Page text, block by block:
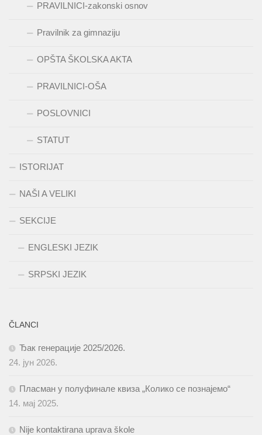
PRAVILNICI-zakonski osnov
Pravilnik za gimnaziju
OPŠTA ŠKOLSKA AKTA
PRAVILNICI-OŠA
POSLOVNICI
STATUT
ISTORIJAT
NAŠI A VELIKI
SEKCIJE
ENGLESKI JEZIK
SRPSKI JEZIK
ČLANCI
Ђак генерације 2025/2026.
24. јун 2026.
Пласман у полуфинале квиза „Колико се познајемо“
14. мај 2025.
Nije kontaktirana uprava škole